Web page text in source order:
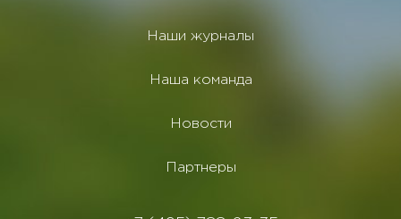
Наши журналы
Наша команда
Новости
Партнеры